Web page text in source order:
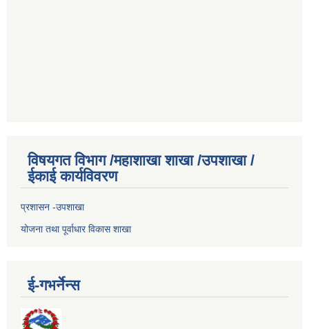
विषयगत विभाग /महाशाखा शाखा /उपशाखा /
ईकाई कार्यविवरण
प्रशासन -उपशाखा
योजना तथा पूर्वाधार विकास शाखा
ई-गभर्नेन्स